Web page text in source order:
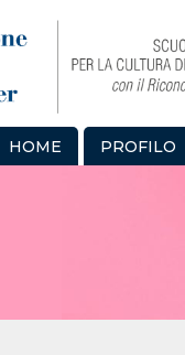
HOME PROFILO